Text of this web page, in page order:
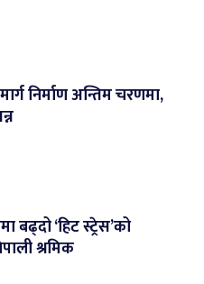
निर्माण अन्तिम चरणमा,
बढ्दो ‘हिट स्ट्रेस’को
श्रमिक